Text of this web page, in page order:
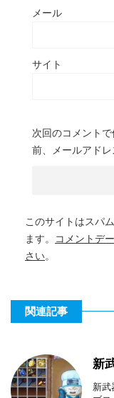
メール
サイト
次回のコメント
前、メールアドレ
このサイトはスパ
ます。
コメントデ
さい。
関連記事
新
新